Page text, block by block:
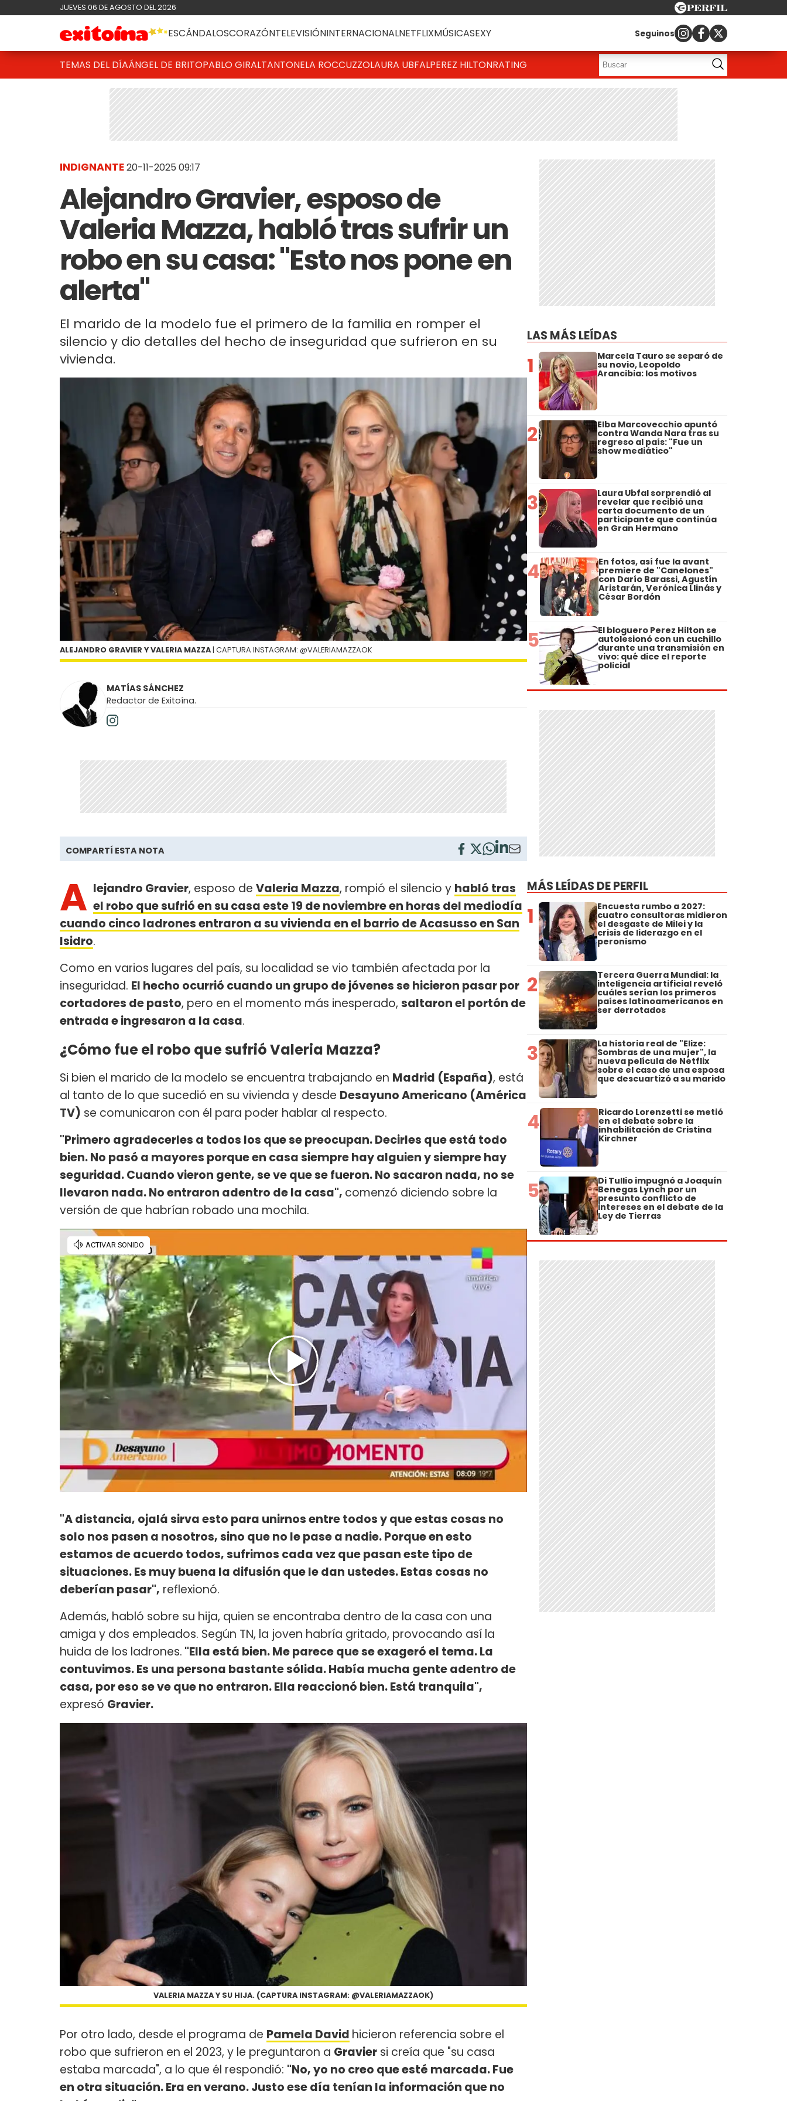
JUEVES 06 DE AGOSTO DEL 2026
ESCÁNDALOSCORAZÓNTELEVISIÓNINTERNACIONALNETFLIXMÚSICASEXY Seguinos
TEMAS DEL DÍAÁNGEL DE BRITOPABLO GIRALTANTONELA ROCCUZZOLAURA UBFALPEREZ HILTONRATING
INDIGNANTE20-11-2025 09:17
Alejandro Gravier, esposo de
Valeria Mazza, habló tras sufrir un
robo en su casa: "Esto nos pone en
alerta"
El marido de la modelo fue el primero de la familia en romper el
silencio y dio detalles del hecho de inseguridad que sufrieron en su
vivienda.
ALEJANDRO GRAVIER Y VALERIA MAZZA | CAPTURA INSTAGRAM: @VALERIAMAZZAOK
MATÍAS SÁNCHEZ
Redactor de Exitoína.
COMPARTÍ ESTA NOTA
A lejandro Gravier, esposo de Valeria Mazza, rompió el silencio y habló tras
el robo que sufrió en su casa este 19 de noviembre en horas del mediodía
cuando cinco ladrones entraron a su vivienda en el barrio de Acasusso en San
Isidro.
Como en varios lugares del país, su localidad se vio también afectada por la
inseguridad. El hecho ocurrió cuando un grupo de jóvenes se hicieron pasar por
cortadores de pasto, pero en el momento más inesperado, saltaron el portón de
entrada e ingresaron a la casa.
¿Cómo fue el robo que sufrió Valeria Mazza?
Si bien el marido de la modelo se encuentra trabajando en Madrid (España), está
al tanto de lo que sucedió en su vivienda y desde Desayuno Americano (América
TV) se comunicaron con él para poder hablar al respecto.
"Primero agradecerles a todos los que se preocupan. Decirles que está todo
bien. No pasó a mayores porque en casa siempre hay alguien y siempre hay
seguridad. Cuando vieron gente, se ve que se fueron. No sacaron nada, no se
llevaron nada. No entraron adentro de la casa", comenzó diciendo sobre la
versión de que habrían robado una mochila.
"A distancia, ojalá sirva esto para unirnos entre todos y que estas cosas no
solo nos pasen a nosotros, sino que no le pase a nadie. Porque en esto
estamos de acuerdo todos, sufrimos cada vez que pasan este tipo de
situaciones. Es muy buena la difusión que le dan ustedes. Estas cosas no
deberían pasar", reflexionó.
Además, habló sobre su hija, quien se encontraba dentro de la casa con una
amiga y dos empleados. Según TN, la joven habría gritado, provocando así la
huida de los ladrones. "Ella está bien. Me parece que se exageró el tema. La
contuvimos. Es una persona bastante sólida. Había mucha gente adentro de
casa, por eso se ve que no entraron. Ella reaccionó bien. Está tranquila",
expresó Gravier.
VALERIA MAZZA Y SU HIJA. (CAPTURA INSTAGRAM: @VALERIAMAZZAOK)
Por otro lado, desde el programa de Pamela David hicieron referencia sobre el
robo que sufrieron en el 2023, y le preguntaron a Gravier si creía que "su casa
estaba marcada", a lo que él respondió: "No, yo no creo que esté marcada. Fue
en otra situación. Era en verano. Justo ese día tenían la información que no
LAS MÁS LEÍDAS
1 Marcela Tauro se separó de
su novio, Leopoldo
Arancibia: los motivos
2 Elba Marcovecchio apuntó
contra Wanda Nara tras su
regreso al país: "Fue un
show mediático"
3 Laura Ubfal sorprendió al
revelar que recibió una
carta documento de un
participante que continúa
en Gran Hermano
4 En fotos, así fue la avant
premiere de "Canelones"
con Darío Barassi, Agustín
Aristarán, Verónica Llinás y
César Bordón
5 El bloguero Perez Hilton se
autolesionó con un cuchillo
durante una transmisión en
vivo: qué dice el reporte
policial
MÁS LEÍDAS DE PERFIL
1 Encuesta rumbo a 2027:
cuatro consultoras midieron
el desgaste de Milei y la
crisis de liderazgo en el
peronismo
2 Tercera Guerra Mundial: la
inteligencia artificial reveló
cuáles serían los primeros
países latinoamericanos en
ser derrotados
3 La historia real de "Elize:
Sombras de una mujer", la
nueva película de Netflix
sobre el caso de una esposa
que descuartizó a su marido
4 Ricardo Lorenzetti se metió
en el debate sobre la
inhabilitación de Cristina
Kirchner
5 Di Tullio impugnó a Joaquín
Benegas Lynch por un
presunto conflicto de
intereses en el debate de la
Ley de Tierras